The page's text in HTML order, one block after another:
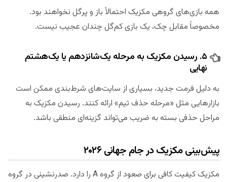
همه بازی‌های گروهی مکزیک احتمالاً باز و پرگل نخواهند بود.
مخصوصاً مقابل چک، یک بازی کم‌گل چندان عجیب نیست.
۵. رسیدن مکزیک به مرحله یک‌شانزدهم یا یک‌هشتم
نهایی
به دلیل فرمت جدید، بسیاری از سایت‌های شرط‌بندی ممکن است
بازارهایی مثل «مرحله حذف تیم» ارائه کنند. رسیدن مکزیک به
مراحل حذفی بسته به ضریب می‌تواند گزینه‌ای منطقی باشد.
پیش‌بینی مکزیک در جام جهانی ۲۰۲۶
مکزیک کیفیت کافی برای صعود از گروه A را دارد. صدرنشینی در گروه